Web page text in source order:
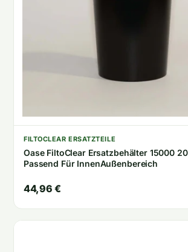
FILTOCLEAR ERSATZTEILE
Oase FiltoClear Ersatzbehälter 15000
Passend Für InnenAußenbereich
44,96 €